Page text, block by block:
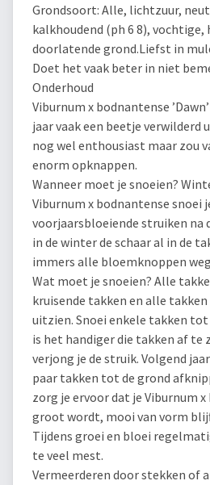
Grondsoort: Alle, lichtzuur,
kalkhoudend (ph 6 8), vochtige,
doorlatende grond.Liefst in
Doet het vaak beter in niet
Onderhoud
Viburnum x bodnantense
jaar vaak een beetje verwilderd
nog wel enthousiast maar zou
enorm opknappen.
Wanneer moet je snoeien?
Viburnum x bodnantense snoei
voorjaarsbloeiende struiken na
in de winter de schaar al in de
immers alle bloemknoppen
Wat moet je snoeien? Alle
kruisende takken en alle
uitzien. Snoei enkele takken
is het handiger die takken af te
verjong je de struik. Volgend
paar takken tot de grond
zorg je ervoor dat je Viburnum
groot wordt, mooi van vorm
Tijdens groei en bloei
te veel mest.
Vermeerderen door stekken of